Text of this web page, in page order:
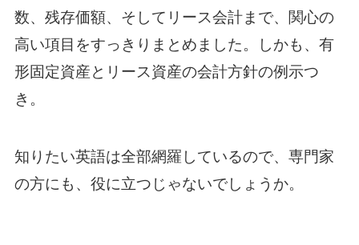
数、残存価額、そしてリース会計まで、関心の
高い項目をすっきりまとめました。しかも、有
形固定資産とリース資産の会計方針の例示つ
き。
知りたい英語は全部網羅しているので、専門家
の方にも、役に立つじゃないでしょうか。